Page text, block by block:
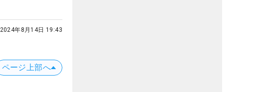
2024年8月14日 19:43
ページ上部へ